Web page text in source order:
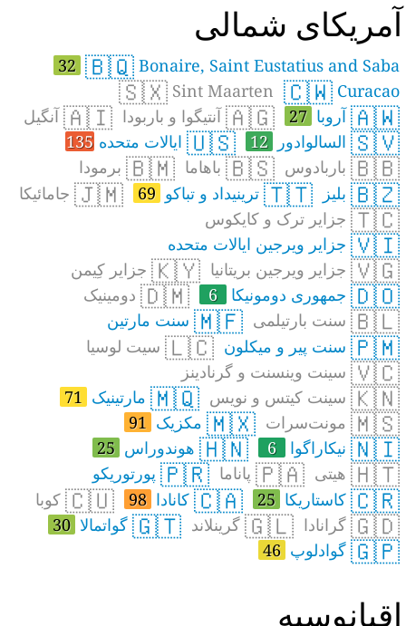
آمریکای شمالی
🇧🇶 Bonaire, Saint Eustatius and Saba
32
🇨🇼 Curacao
🇸🇽 Sint Maarten
🇦🇼آروبا 27
🇦🇬آنتیگوا و باربودا 🇦🇮آنگیل
🇸🇻السالوادور 12
🇺🇸ایالات متحده 135
🇧🇧باربادوس 🇧🇸باهاما 🇧🇲برمودا
🇧🇿بلیز 🇹🇹ترینیداد و تباکو 69
🇯🇲جامائیکا
🇹🇨جزایر ترک و کایکوس
🇻🇮جزایر ویرجین ایالات متحده
🇻🇬جزایر ویرجین بریتانیا 🇰🇾جزایر کِیمن
🇩🇴جمهوری دومونیکا 6
🇩🇲دومینیک
🇧🇱سنت بارتیلمی 🇲🇫سنت مارتین
🇵🇲سنت پیر و میکلون 🇱🇨سیت لوسیا
🇻🇨سینت وینسنت و گرنادینز
🇰🇳سینت کیتس و نویس 🇲🇶مارتینیک 71
🇲🇸مونت‌سرات 🇲🇽مکزیک 91
🇳🇮نیکاراگوا 6
🇭🇳هوندوراس 25
🇭🇹هیتی 🇵🇦پاناما 🇵🇷پورتوریکو
🇨🇷کاستاریکا 25
🇨🇦کانادا 98
🇨🇺کوبا
🇬🇩گرانادا 🇬🇱گرینلاند 🇬🇹گواتمالا 30
🇬🇵گوادلوپ 46
اقیانوسیه